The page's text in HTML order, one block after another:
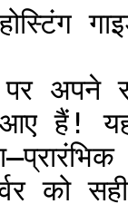
हैं! यह
को